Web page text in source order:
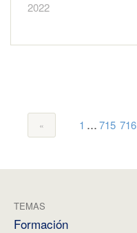
2022
1 ...715 716
TEMAS
Formación